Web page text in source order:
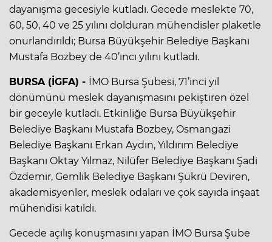
dayanışma gecesiyle kutladı. Gecede meslekte 70,
60, 50, 40 ve 25 yılını dolduran mühendisler plaketle
onurlandırıldı; Bursa Büyükşehir Belediye Başkanı
Mustafa Bozbey de 40’ıncı yılını kutladı.
BURSA (İGFA) - İMO Bursa Şubesi, 71’inci yıl
dönümünü meslek dayanışmasını pekiştiren özel
bir geceyle kutladı. Etkinliğe Bursa Büyükşehir
Belediye Başkanı Mustafa Bozbey, Osmangazi
Belediye Başkanı Erkan Aydın, Yıldırım Belediye
Başkanı Oktay Yılmaz, Nilüfer Belediye Başkanı Şadi
Özdemir, Gemlik Belediye Başkanı Şükrü Deviren,
akademisyenler, meslek odaları ve çok sayıda inşaat
mühendisi katıldı.
Gecede açılış konuşmasını yapan İMO Bursa Şube